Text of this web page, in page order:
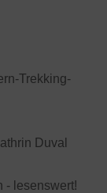
Trekking-
Duval
- lesenswert!